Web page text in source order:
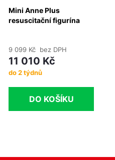
Mini Anne Plus
resuscitační figurína
9 099 Kč bez DPH
11 010 Kč
do 2 týdnů
DO KOŠÍKU